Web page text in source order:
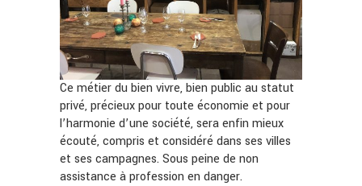
Ce métier du bien vivre, bien public au statut
privé, précieux pour toute économie et pour
l’harmonie d’une société, sera enfin mieux
écouté, compris et considéré dans ses villes
et ses campagnes. Sous peine de non
assistance à profession en danger.